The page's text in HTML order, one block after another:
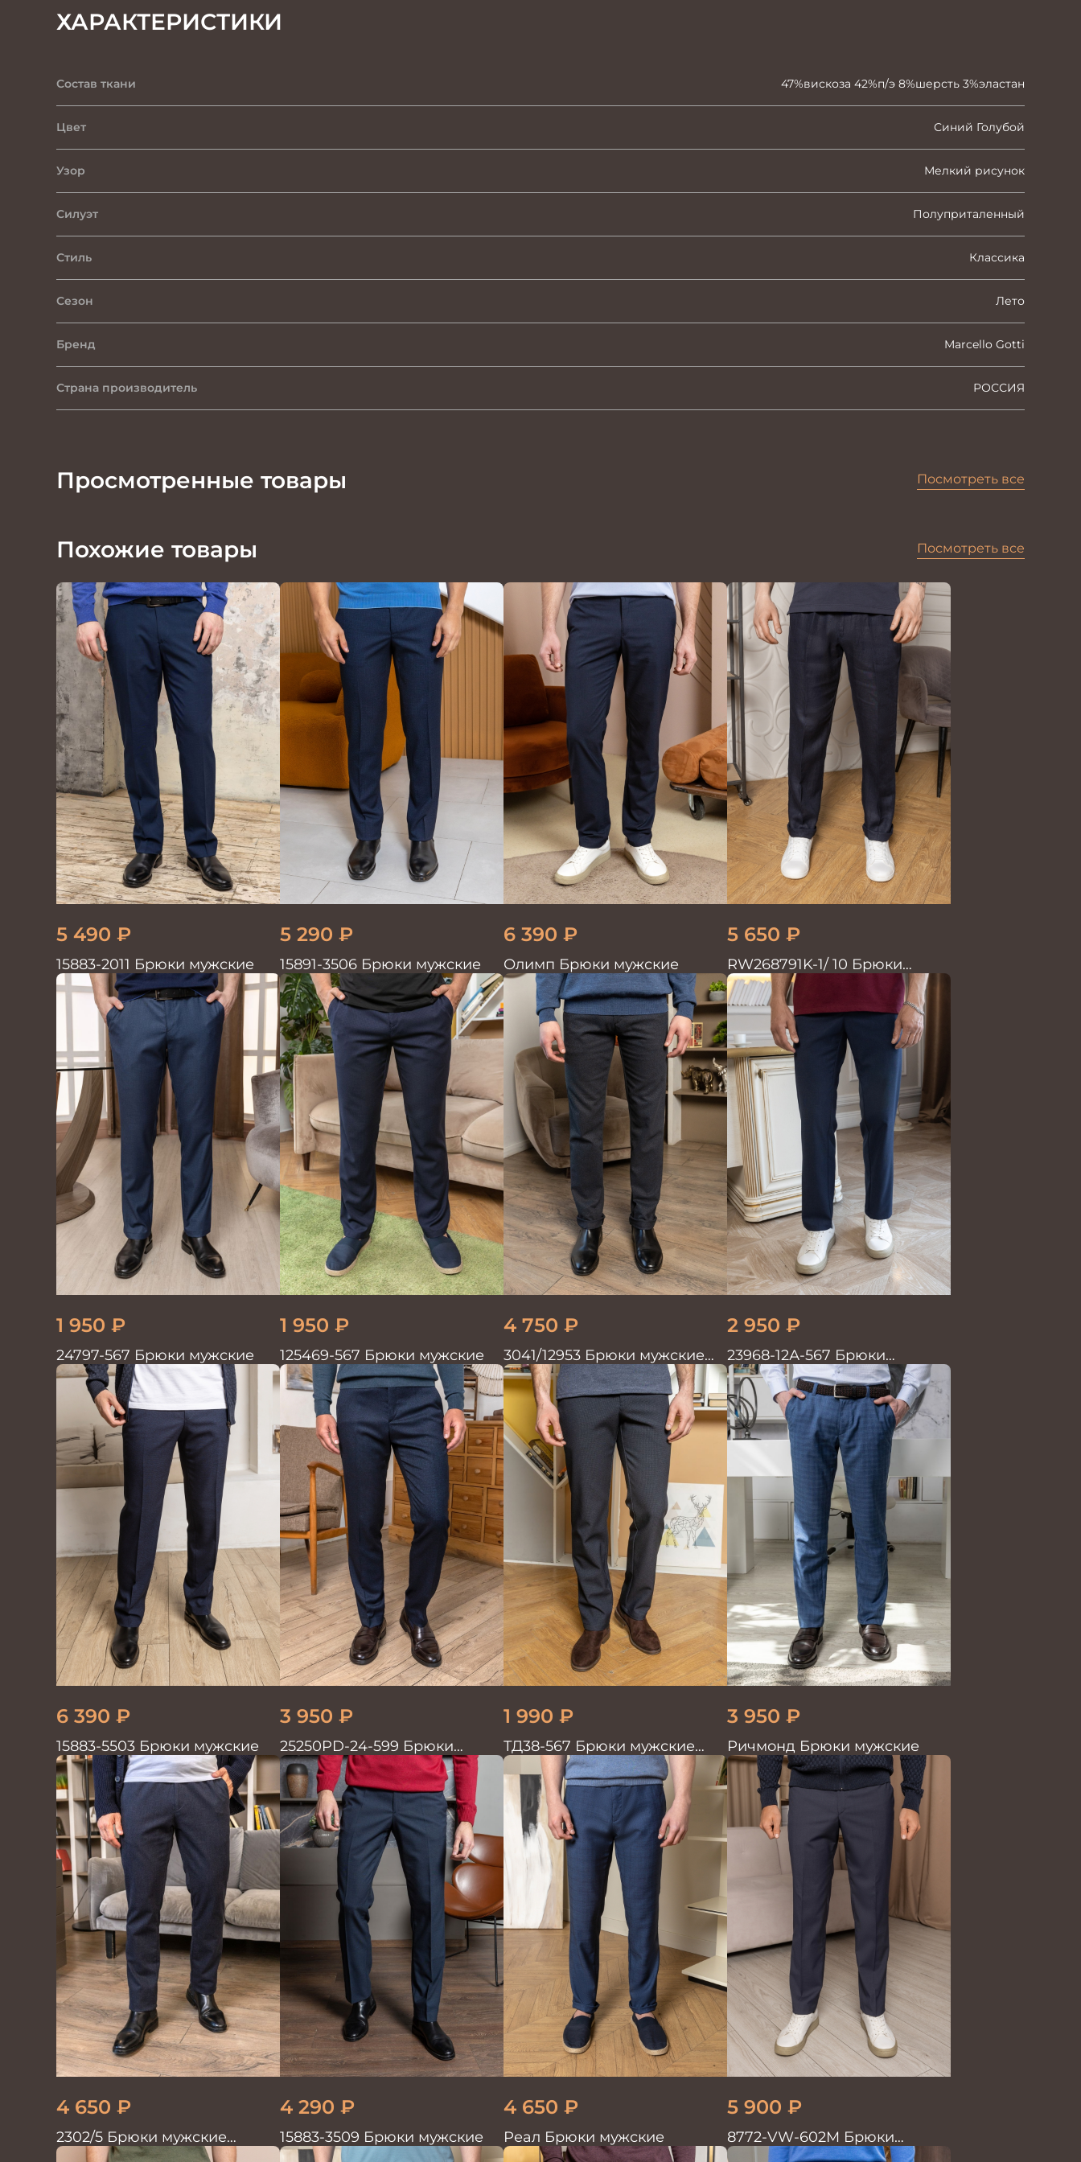
ХАРАКТЕРИСТИКИ
Состав ткани 47%вискоза 42%п/э 8%шерсть 3%эластан
Цвет Синий Голубой
Узор Мелкий рисунок
Силуэт Полуприталенный
Стиль Классика
Сезон Лето
Бренд Marcello Gotti
Страна производитель РОССИЯ
Просмотренные товары Посмотреть все
Похожие товары Посмотреть все
5 490 ₽
15883-2011 Брюки мужские
5 290 ₽
15891-3506 Брюки мужские
6 390 ₽
Олимп Брюки мужские
5 650 ₽
RW268791K-1/ 10 Брюки
мужские т.син. 100% Лён
1 950 ₽
24797-567 Брюки мужские
1 950 ₽
125469-567 Брюки мужские
4 750 ₽
3041/12953 Брюки мужские
парламент
2 950 ₽
23968-12А-567 Брюки
мужские
6 390 ₽
15883-5503 Брюки мужские
3 950 ₽
25250PD-24-599 Брюки
мужские
1 990 ₽
ТД38-567 Брюки мужские
трикотажные
3 950 ₽
Ричмонд Брюки мужские
4 650 ₽
2302/5 Брюки мужские
т.синий
4 290 ₽
15883-3509 Брюки мужские
4 650 ₽
Реал Брюки мужские
5 900 ₽
8772-VW-602M Брюки
мужские